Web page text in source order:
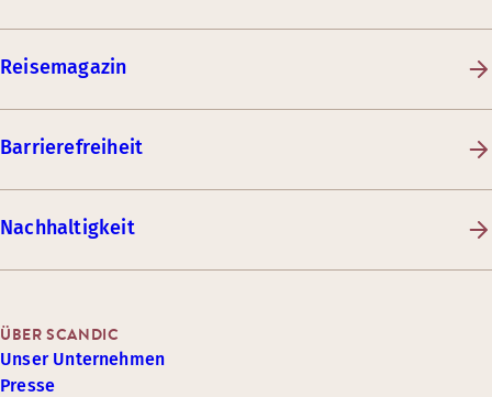
Reisemagazin
Barrierefreiheit
Nachhaltigkeit
ÜBER SCANDIC
Unser Unternehmen
Presse